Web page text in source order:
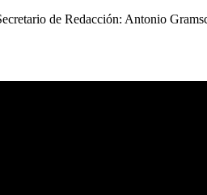
de Redacción: Antonio